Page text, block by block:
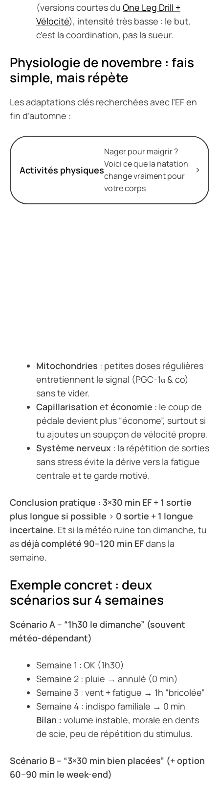
(versions courtes du One Leg Drill +
Vélocité), intensité très basse : le but,
c’est la coordination, pas la sueur.
Physiologie de novembre : fais
simple, mais répète
Les adaptations clés recherchées avec l’EF en
fin d’automne :
Activités physiques
Nager pour maigrir ?
Voici ce que la natation
change vraiment pour
votre corps
Mitochondries : petites doses régulières
entretiennent le signal (PGC-1α & co)
sans te vider.
Capillarisation etéconomie : le coup de
pédale devient plus “économe”, surtout si
tu ajoutes un soupçon de vélocité propre.
Système nerveux : la répétition de sorties
sans stress évite la dérive vers la fatigue
centrale et te garde motivé.
Conclusion pratique : 3×30 min EF + 1 sortie
plus longue si possible > 0 sortie + 1 longue
incertaine. Et si la météo ruine ton dimanche, tu
asdéjà complété 90–120 min EFdans la
semaine.
Exemple concret : deux
scénarios sur 4 semaines
Scénario A – “1h30 le dimanche” (souvent
météo-dépendant)
Semaine 1 : OK (1h30)
Semaine 2 : pluie → annulé (0 min)
Semaine 3 : vent + fatigue → 1h “bricolée”
Semaine 4 : indispo familiale → 0 min
Bilan : volume instable, morale en dents
de scie, peu de répétition du stimulus.
Scénario B – “3×30 min bien placées” (+ option
60–90 min le week-end)